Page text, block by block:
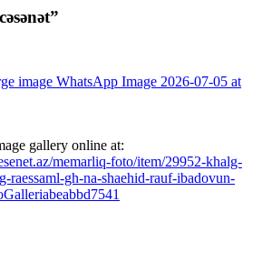
gallery online at:
memarliq-foto/item/29952-khalg-
raessaml-gh-na-shaehid-rauf-ibadovun-